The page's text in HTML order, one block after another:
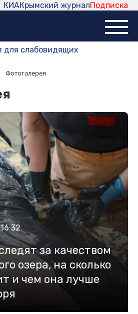
Подписка
Крымский журнал
КИА
для слабовидящих
Фотогалерея
за качеством
озера, на сколько
и чем она лучше